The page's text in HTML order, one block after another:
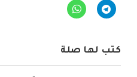
كتب لها صلة